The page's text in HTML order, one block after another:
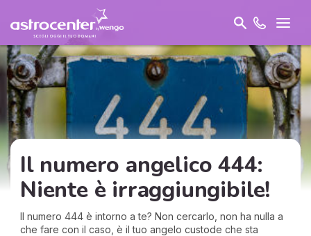
Il numero angelico 444:
Niente è irraggiungibile!
Il numero 444 è intorno a te? Non cercarlo, non ha nulla a
che fare con il caso, è il tuo angelo custode che sta